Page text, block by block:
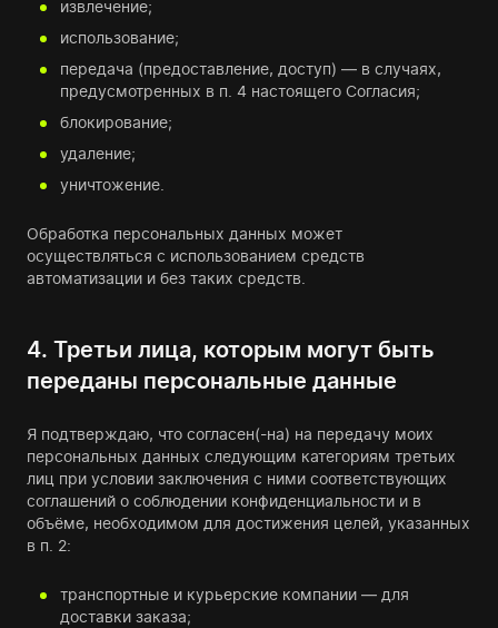
извлечение;
использование;
передача (предоставление, доступ) — в случаях,
предусмотренных в п. 4 настоящего Согласия;
блокирование;
удаление;
уничтожение.
Обработка персональных данных может
осуществляться с использованием средств
автоматизации и без таких средств.
4. Третьи лица, которым могут быть
переданы персональные данные
Я подтверждаю, что согласен(-на) на передачу моих
персональных данных следующим категориям третьих
лиц при условии заключения с ними соответствующих
соглашений о соблюдении конфиденциальности и в
объёме, необходимом для достижения целей, указанных
в п. 2:
транспортные и курьерские компании — для
доставки заказа;